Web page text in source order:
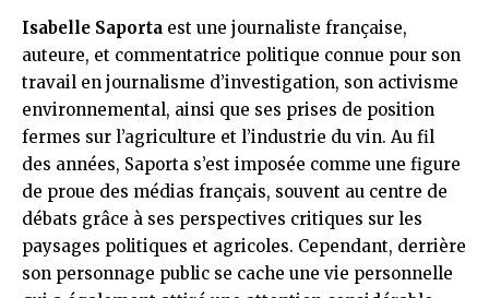
Isabelle Saporta est une journaliste française,
auteure, et commentatrice politique connue pour son
travail en journalisme d’investigation, son activisme
environnemental, ainsi que ses prises de position
fermes sur l’agriculture et l’industrie du vin. Au fil
des années, Saporta s’est imposée comme une figure
de proue des médias français, souvent au centre de
débats grâce à ses perspectives critiques sur les
paysages politiques et agricoles. Cependant, derrière
son personnage public se cache une vie personnelle